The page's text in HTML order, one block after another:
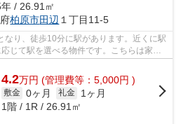
/ 26.91㎡
柏原市田辺 １丁目11-5
なり、徒歩10分に駅があります。近くに駅
じて駅を選べる物件です。こちらは家賃
4.2万円 (管理費等：5,000円 )
敷金 0ヶ月 礼金
1ヶ月
1階 / 1R / 26.91㎡